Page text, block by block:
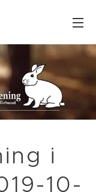
i
10-